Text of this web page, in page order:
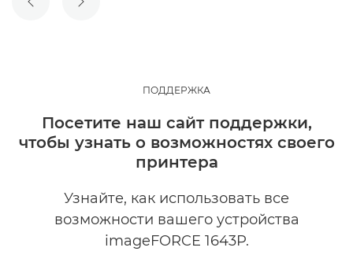
ПРЕДЫДУЩИЙ СЛАЙД
СЛЕДУЮЩИЙ СЛАЙД
ПОДДЕРЖКА
Посетите наш сайт поддержки,
чтобы узнать о возможностях своего
принтера
Узнайте, как использовать все
возможности вашего устройства
imageFORCE 1643P.